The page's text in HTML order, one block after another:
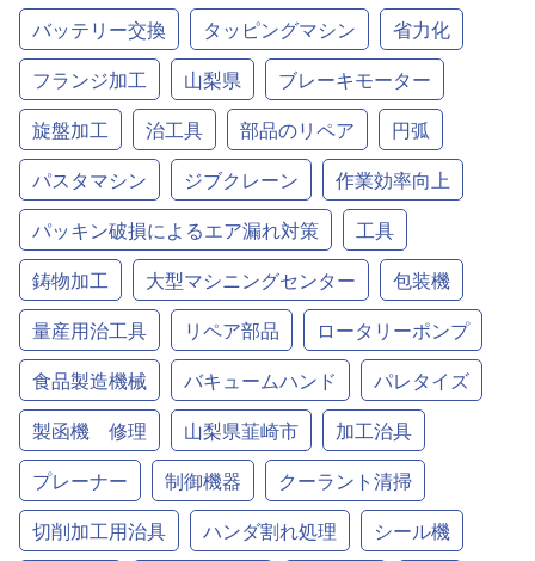
バッテリー交換
タッピングマシン
省力化
フランジ加工
山梨県
ブレーキモーター
旋盤加工
治工具 部品のリペア
円弧
パスタマシン
ジブクレーン
作業効率向上
パッキン破損によるエア漏れ対策
工具
鋳物加工
大型マシニングセンター
包装機
量産用治工具
リペア部品
ロータリーポンプ
食品製造機械
バキュームハンド
パレタイズ
製函機 修理
山梨県韮崎市
加工治具
プレーナー
制御機器
クーラント清掃
切削加工用治具
ハンダ割れ処理
シール機